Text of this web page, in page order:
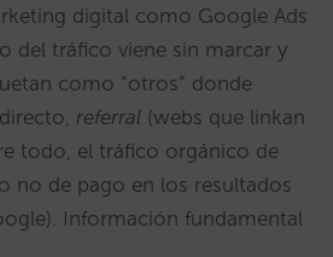
digital como Google Ads
del tráfico viene sin marcar y
como “otros” donde
referral (webs que linkan
todo, el tráfico orgánico de
no de pago en los resultados
Información fundamental